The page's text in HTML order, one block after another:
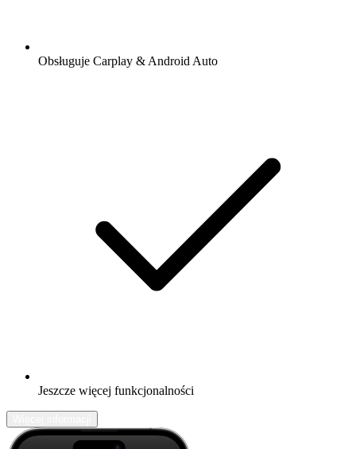
Obsługuje Carplay & Android Auto
Jeszcze więcej funkcjonalności